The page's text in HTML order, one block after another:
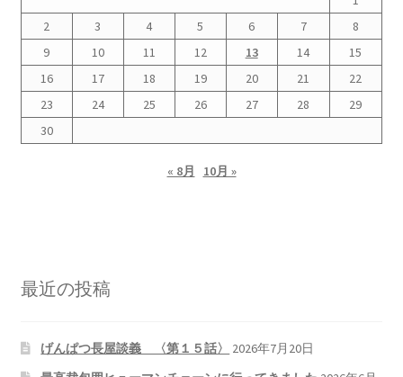
2
3 4 5 6 7
8
9
10 11 12 13 14
15
16
17 18 19 20 21
22
23
24 25 26 27 28
29
30
« 8月 10月 »
最近の投稿
げんぱつ長屋談義 〈第１５話〉
2026年7月20日